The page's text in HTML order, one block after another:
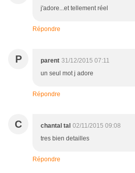
j'adore...et tellement réel
Répondre
P parent 31/12/2015 07:11
un seul mot j adore
Répondre
C chantal tal 02/11/2015 09:08
tres bien detailles
Répondre